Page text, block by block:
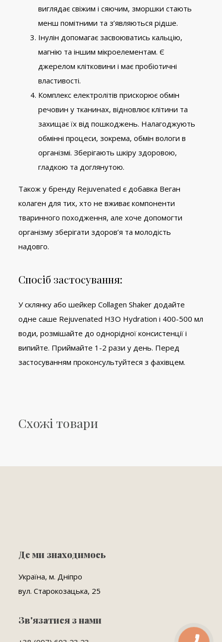
виглядає свіжим і сяючим, зморшки стають
менш помітними та з’являються рідше.
Інулін допомагає засвоюватись кальцію,
магнію та іншим мікроелементам. Є
джерелом клітковини і має пробіотичні
властивості.
Комплекс електролітів прискорює обмін
речовин у тканинах, відновлює клітини та
захищає їх від пошкоджень. Налагоджують
обмінні процеси, зокрема, обмін вологи в
організмі. Зберігають шкіру здоровою,
гладкою та доглянутою.
Також у бренду Rejuvenated є добавка Веган
колаген для тих, хто не вживає компоненти
тваринного походження, але хоче допомогти
організму зберігати здоров’я та молодість
надовго.
Спосіб застосування:
У склянку або шейкер Collagen Shaker додайте
одне саше Rejuvenated H3O Hydration і 400-500 мл
води, розмішайте до однорідної консистенції і
випийте. Приймайте 1-2 рази у день. Перед
застосуванням проконсультуйтеся з фахівцем.
Схожі товари
Де ми знаходимось
Україна, м. Дніпро
вул. Старокозацька, 25
Зв'язатися з нами